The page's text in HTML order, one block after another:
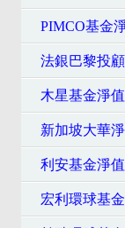
PIMCO基金
法銀巴黎投
木星基金淨值
新加坡大華
利安基金淨值
宏利環球基